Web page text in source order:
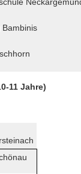
Bambinis
11 Jahre)